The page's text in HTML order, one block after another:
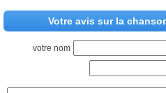
Votre avis sur la
votre nom